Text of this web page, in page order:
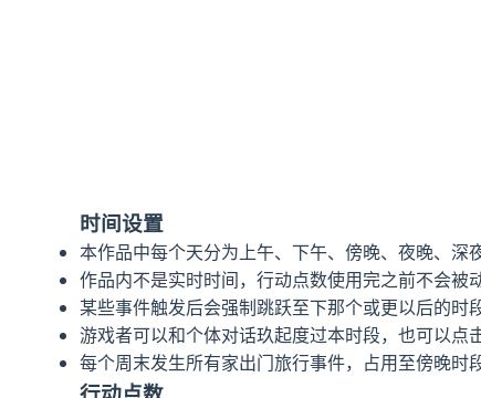
时间设置
本作品中每个天分为上午、下午、傍晚、夜晚、深
作品内不是实时时间，行动点数使用完之前不会被
某些事件触发后会强制跳跃至下那个或更以后的时段
游戏者可以和个体对话玖起度过本时段，也可以点
每个周末发生所有家出门旅行事件，占用至傍晚时段